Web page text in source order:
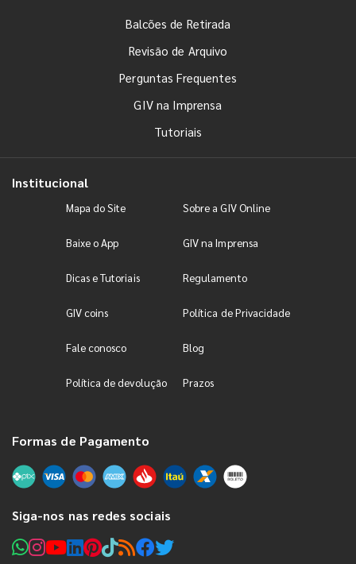
Balcões de Retirada
Revisão de Arquivo
Perguntas Frequentes
GIV na Imprensa
Tutoriais
Institucional
Mapa do Site Sobre a GIV Online
Baixe o App GIV na Imprensa
Dicas e Tutoriais Regulamento
GIV coins Política de Privacidade
Fale conosco Blog
Política de devolução Prazos
Formas de Pagamento
Siga-nos nas redes sociais